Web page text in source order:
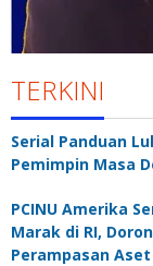
TERKINI
Serial Panduan
Pemimpin Masa
PCINU Amerika
Marak di RI,
Perampasan Aset